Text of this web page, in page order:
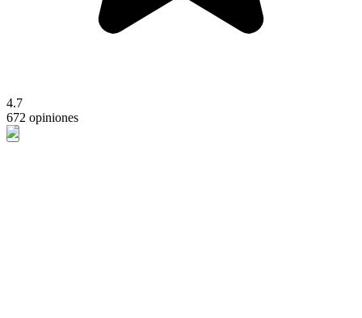
4.7
672 opiniones